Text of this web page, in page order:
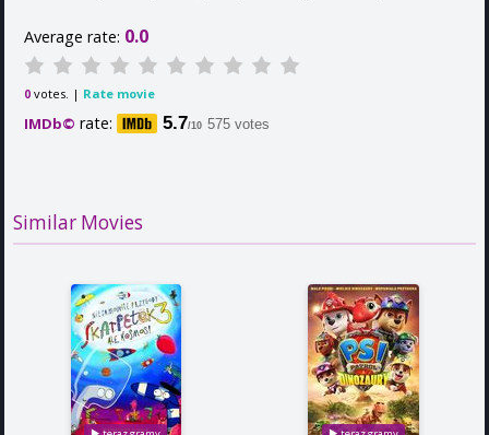
Average rate: 0.0
0 votes. | Rate movie
IMDb© rate: 5.7/10 575 votes
Similar Movies